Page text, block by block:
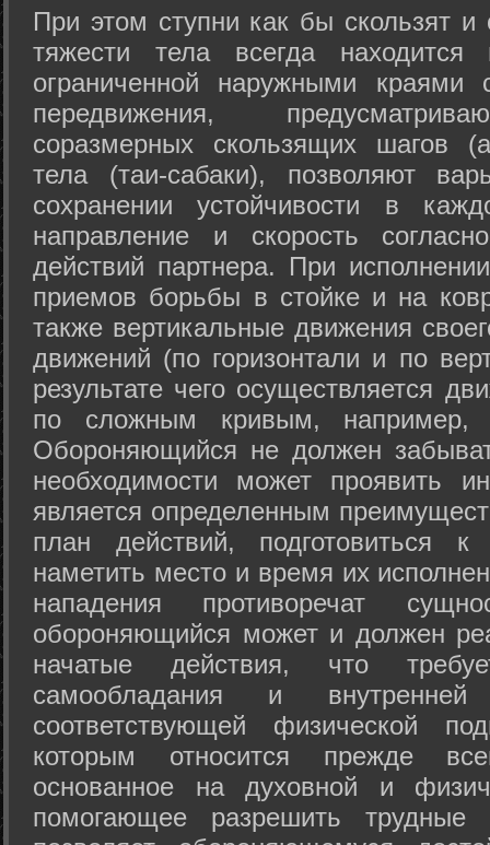
При этом ступни как бы скользят
тяжести тела всегда
ограниченной наружными краями
передвижения,
соразмерных скользящих шагов
тела (таи-сабаки), позволяют
сохранении устойчивости в
направление и скорость
действий партнера. При
приемов борьбы в стойке и на
также вертикальные движения
движений (по горизонтали и по
результате чего осуществляется
по сложным кривым, например,
Обороняющийся не должен
необходимости может проявить
является определенным
план действий, подготовиться
наметить место и время их
нападения противоречат
обороняющийся может и должен
начатые действия, что
самообладания и
соответствующей физической
которым относится прежде
основанное на духовной и
помогающее разрешить